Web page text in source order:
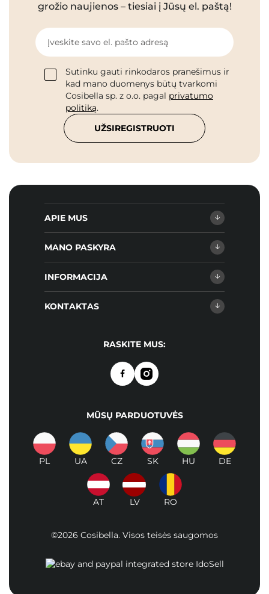
grožio naujienos – tiesiai į Jūsų el. paštą!
Įveskite savo el. pašto adresą
Sutinku gauti rinkodaros pranešimus ir
kad mano duomenys būtų tvarkomi
Cosibella sp. z o.o. pagal privatumo
politiką.
UŽSIREGISTRUOTI
APIE MUS
MANO PASKYRA
INFORMACIJA
KONTAKTAS
RASKITE MUS:
MŪSŲ PARDUOTUVĖS
PL UA CZ SK HU DE
AT LV RO
©2026 Cosibella. Visos teisės saugomos